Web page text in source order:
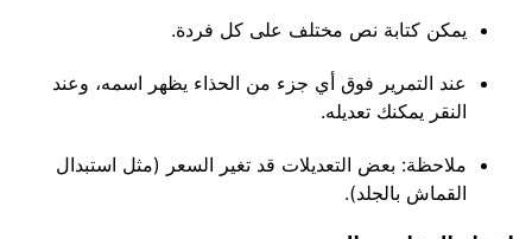
يمكن كتابة نص مختلف على كل فردة.
عند التمرير فوق أي جزء من الحذاء يظهر اسمه، وعند
النقر يمكنك تعديله.
ملاحظة: بعض التعديلات قد تغير السعر (مثل استبدال
القماش بالجلد).